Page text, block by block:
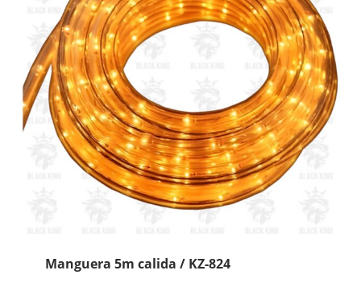
Manguera 5m calida / KZ-824